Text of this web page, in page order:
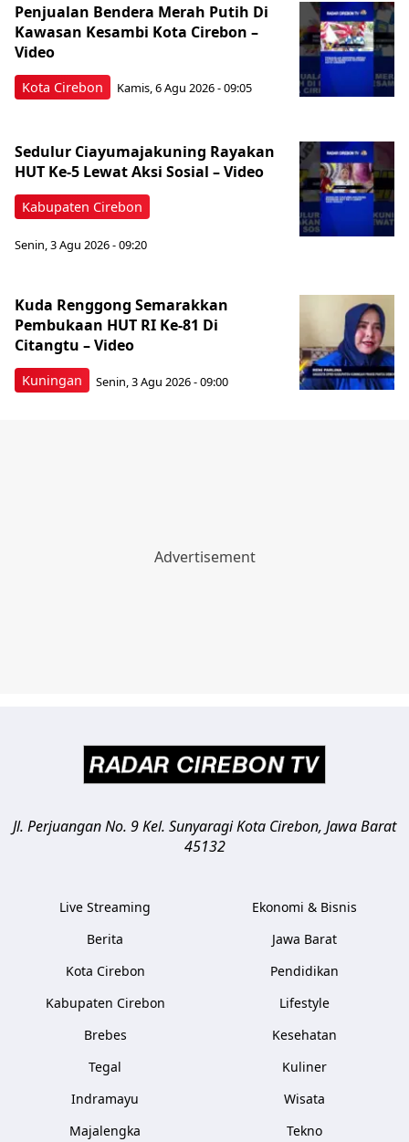
Kota Cirebon
Penjualan Bendera Merah Putih Di
Kawasan Kesambi Kota Cirebon –
Video
Kamis, 6 Agu 2026 - 09:05
Kabupaten Cirebon
Sedulur Ciayumajakuning Rayakan
HUT Ke-5 Lewat Aksi Sosial – Video
Senin, 3 Agu 2026 - 09:20
Kuningan
Kuda Renggong Semarakkan
Pembukaan HUT RI Ke-81 Di
Citangtu – Video
Senin, 3 Agu 2026 - 09:00
Jl. Perjuangan No. 9 Kel. SunyaragiKota Cirebon, Jawa Barat
45132
Live Streaming
Berita
Kota Cirebon
Kabupaten Cirebon
Brebes
Tegal
Indramayu
Majalengka
Ekonomi & Bisnis
Jawa Barat
Pendidikan
Lifestyle
Kesehatan
Kuliner
Wisata
Tekno